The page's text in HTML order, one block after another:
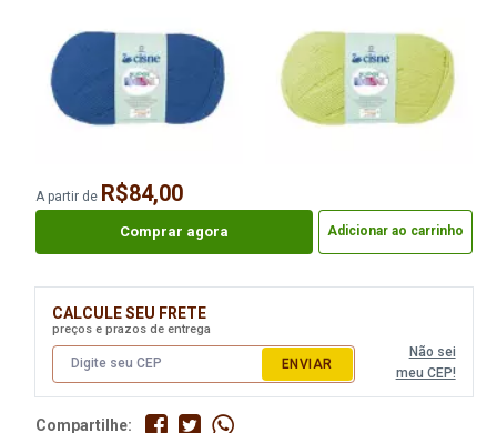
Fio Cisne Super Bebe 500G
4 Itens
1 Itens
A partir de R$84,00
Comprar agora Adicionar ao carrinho
CALCULE SEU FRETE
preços e prazos de entrega
ENVIAR
Não sei
meu CEP!
Compartilhe: